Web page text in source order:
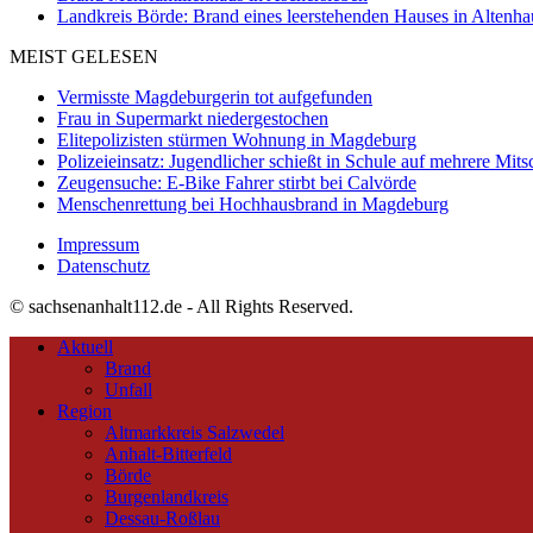
Landkreis Börde: Brand eines leerstehenden Hauses in
MEIST GELESEN
Vermisste Magdeburgerin tot aufgefunden
Frau in Supermarkt niedergestochen
Elitepolizisten stürmen Wohnung in Magdeburg
Polizeieinsatz: Jugendlicher schießt in Schule auf mehrere
Zeugensuche: E-Bike Fahrer stirbt bei Calvörde
Menschenrettung bei Hochhausbrand in Magdeburg
Impressum
Datenschutz
© sachsenanhalt112.de - All Rights Reserved.
Aktuell
Brand
Unfall
Region
Altmarkkreis Salzwedel
Anhalt-Bitterfeld
Börde
Burgenlandkreis
Dessau-Roßlau